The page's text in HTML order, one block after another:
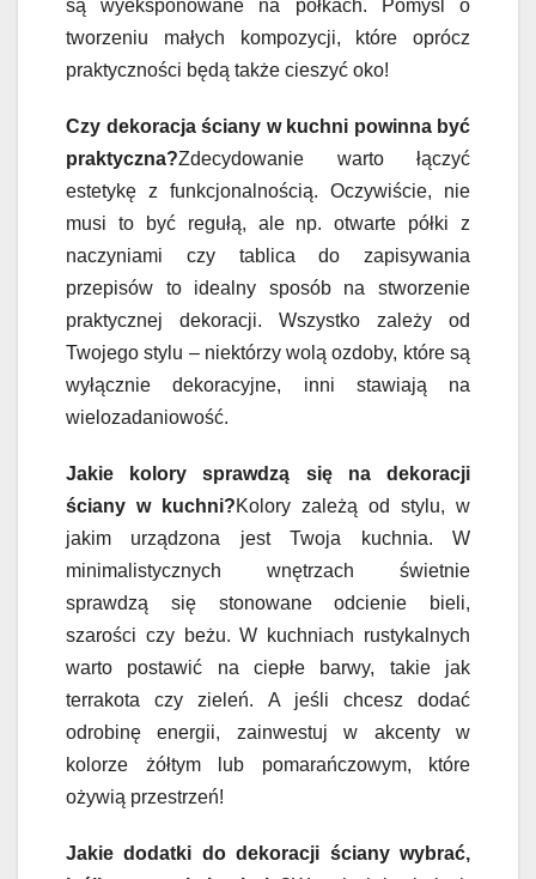
są wyeksponowane na półkach. Pomyśl o
tworzeniu małych kompozycji, które oprócz
praktyczności będą także cieszyć oko!
Czy dekoracja ściany w kuchni powinna być
praktyczna?Zdecydowanie warto łączyć
estetykę z funkcjonalnością. Oczywiście, nie
musi to być regułą, ale np. otwarte półki z
naczyniami czy tablica do zapisywania
przepisów to idealny sposób na stworzenie
praktycznej dekoracji. Wszystko zależy od
Twojego stylu – niektórzy wolą ozdoby, które są
wyłącznie dekoracyjne, inni stawiają na
wielozadaniowość.
Jakie kolory sprawdzą się na dekoracji
ściany w kuchni?Kolory zależą od stylu, w
jakim urządzona jest Twoja kuchnia. W
minimalistycznych wnętrzach świetnie
sprawdzą się stonowane odcienie bieli,
szarości czy beżu. W kuchniach rustykalnych
warto postawić na ciepłe barwy, takie jak
terrakota czy zieleń. A jeśli chcesz dodać
odrobinę energii, zainwestuj w akcenty w
kolorze żółtym lub pomarańczowym, które
ożywią przestrzeń!
Jakie dodatki do dekoracji ściany wybrać,